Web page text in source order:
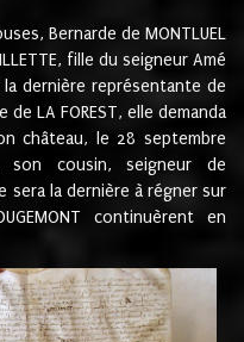
Bernarde de MONTLUEL
fille du seigneur Amé
dernière représentante de
de LA FOREST, elle demanda
château, le 28 septembre
son cousin, seigneur de
sera la dernière à régner sur
continuèrent en